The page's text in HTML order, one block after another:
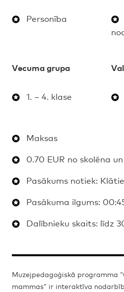
Personība
Vecuma grupa
1. – 4. klase
Maksas
0.70 EUR no skolēna
Pasākums notiek:
Pasākuma ilgums:
Dalībnieku skaits: līdz
Muzejpedagoģiskā programma
mammas” ir interaktīva